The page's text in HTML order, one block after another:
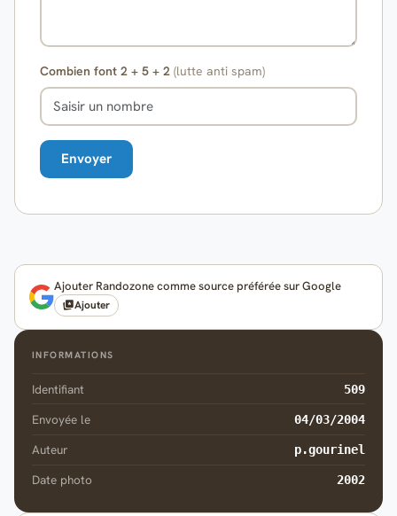
Combien font 2 + 5 + 2 (lutte anti spam)
Ajouter Randozone comme source préférée sur Google
Ajouter
INFORMATIONS
Identifiant 509
Envoyée le 04/03/2004
Auteur p.gourinel
Date photo 2002